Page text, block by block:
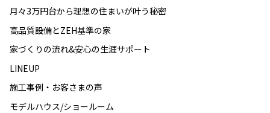
月々3万円台から理想の住まいが叶う秘密
高品質設備とZEH基準の家
家づくりの流れ&安心の生涯サポート
LINEUP
施工事例・お客さまの声
モデルハウス/ショールーム